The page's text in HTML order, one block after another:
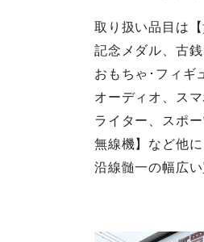
取り扱い品目は
記念メダル、古
おもちゃ･フィギ
オーディオ、ス
ライター、スポ
無線機】など他
沿線髄一の幅広